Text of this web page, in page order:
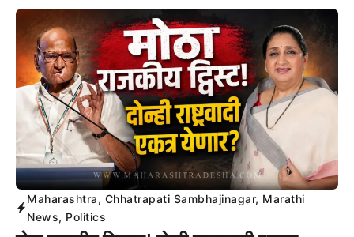
Maharashtra, Chhatrapati Sambhajinagar, Marathi
News, Politics